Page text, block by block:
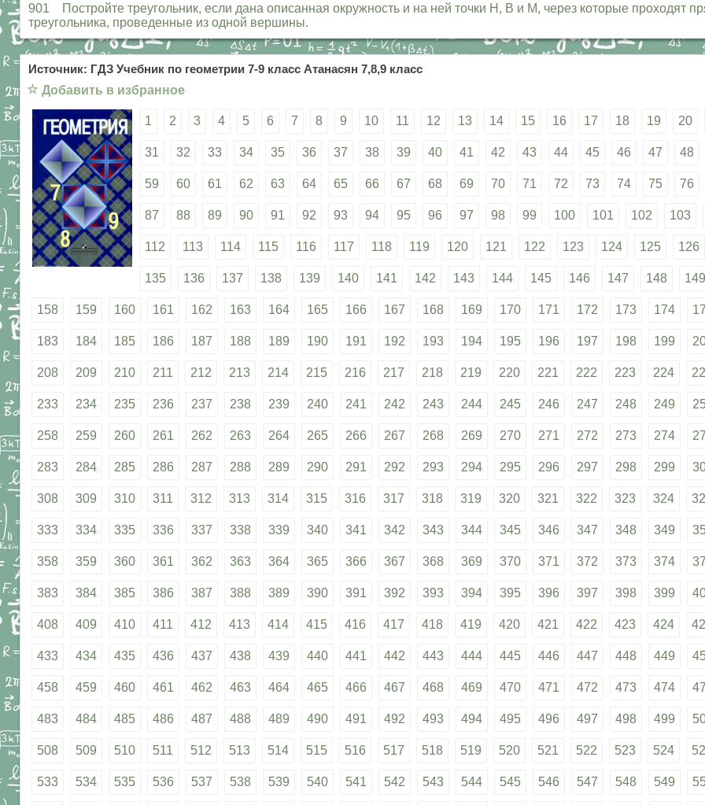
901 Постройте треугольник, если дана описанная окружность и на ней точки Н, В и М, через которые проходят
треугольника, проведенные из одной вершины.
Источник: ГДЗ Учебник по геометрии 7-9 класс Атанасян 7,8,9 класс
☆ Добавить в избранное
1 2 3 4 5 6 7 8 9 10 11 12 13 14 15 16 17 18 19 20
31 32 33 34 35 36 37 38 39 40 41 42 43 44 45 46 47 48
59 60 61 62 63 64 65 66 67 68 69 70 71 72 73 74 75 76
87 88 89 90 91 92 93 94 95 96 97 98 99 100 101 102 103
112 113 114 115 116 117 118 119 120 121 122 123 124 125 126
135 136 137 138 139 140 141 142 143 144 145 146 147 148 149
158 159 160 161 162 163 164 165 166 167 168 169 170 171 172 173 174
183 184 185 186 187 188 189 190 191 192 193 194 195 196 197 198 199
208 209 210 211 212 213 214 215 216 217 218 219 220 221 222 223 224
233 234 235 236 237 238 239 240 241 242 243 244 245 246 247 248 249
258 259 260 261 262 263 264 265 266 267 268 269 270 271 272 273 274
283 284 285 286 287 288 289 290 291 292 293 294 295 296 297 298 299
308 309 310 311 312 313 314 315 316 317 318 319 320 321 322 323 324
333 334 335 336 337 338 339 340 341 342 343 344 345 346 347 348 349
358 359 360 361 362 363 364 365 366 367 368 369 370 371 372 373 374
383 384 385 386 387 388 389 390 391 392 393 394 395 396 397 398 399
408 409 410 411 412 413 414 415 416 417 418 419 420 421 422 423 424
433 434 435 436 437 438 439 440 441 442 443 444 445 446 447 448 449
458 459 460 461 462 463 464 465 466 467 468 469 470 471 472 473 474
483 484 485 486 487 488 489 490 491 492 493 494 495 496 497 498 499
508 509 510 511 512 513 514 515 516 517 518 519 520 521 522 523 524
533 534 535 536 537 538 539 540 541 542 543 544 545 546 547 548 549